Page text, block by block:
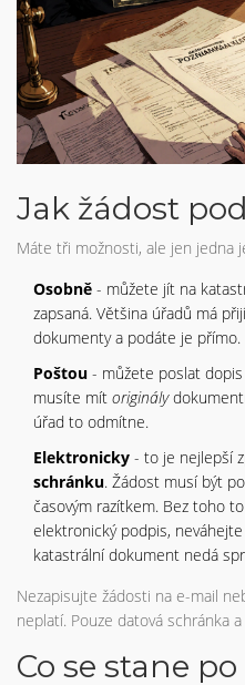
Jak žádost
Máte tři možnosti, ale jen jedna
Osobně - můžete jít na
zapsaná. Většina úřadů má
dokumenty a podáte je
Poštou - můžete poslat
musíte mít originály
úřad to odmítne.
Elektronicky - to je nejlepší
schránku. Žádost musí být
časovým razítkem. Bez toho
elektronický podpis,
katastrální dokument nedá
Nezapisujte žádosti na e-mail
neplatí. Pouze datová schránka
Co se stane